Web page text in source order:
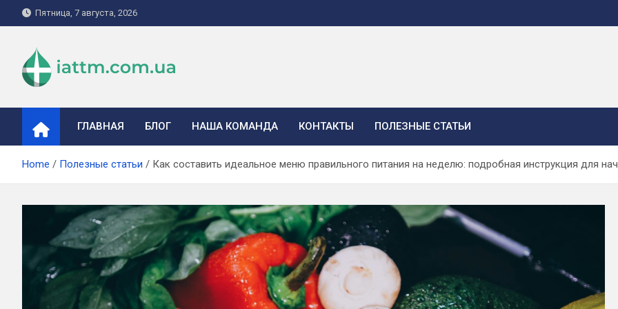
to
Пятница, 7 августа, 2026
iattm.com.ua
ГЛАВНАЯ БЛОГ НАША КОМАНДА КОНТАКТЫ ПОЛЕЗНЫЕ СТАТЬИ
Home Полезные статьи Как составить идеальное меню правильного питания на неделю: подробная инструкция для